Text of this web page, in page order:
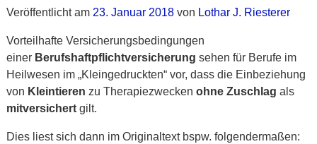
Veröffentlicht am 23. Januar 2018 von Lothar J. Riesterer
Vorteilhafte Versicherungsbedingungen
einer Berufshaftpflichtversicherung sehen für Berufe im
Heilwesen im „Kleingedruckten“ vor, dass die Einbeziehung
von Kleintieren zu Therapiezwecken ohne Zuschlag als
mitversichertgilt.
Dies liest sich dann im Originaltext bspw. folgendermaßen: